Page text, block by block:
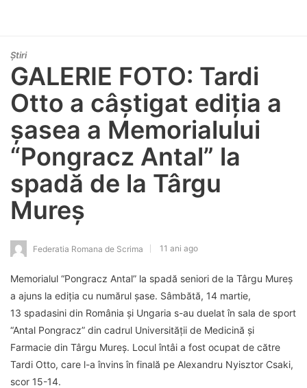
Știri
GALERIE FOTO: Tardi
Otto a câștigat ediția a
șasea a Memorialului
“Pongracz Antal” la
spadă de la Târgu
Mureș
Federatia Romana de Scrima 11 ani ago
Memorialul “Pongracz Antal” la spadă seniori de la Târgu Mureş
a ajuns la ediţia cu numărul șase. Sâmbătă, 14 martie,
13 spadasini din România şi Ungaria s-au duelat în sala de sport
“Antal Pongracz” din cadrul Universităţii de Medicină şi
Farmacie din Târgu Mureş. Locul întâi a fost ocupat de către
Tardi Otto, care l-a învins în finală pe Alexandru Nyisztor Csaki,
scor 15-14.